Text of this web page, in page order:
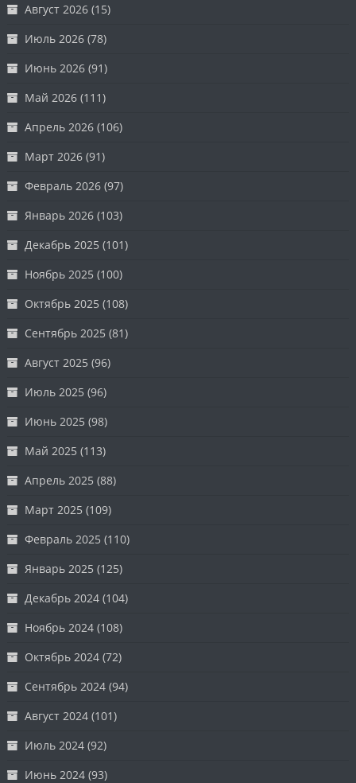
Август 2026 (15)
Июль 2026 (78)
Июнь 2026 (91)
Май 2026 (111)
Апрель 2026 (106)
Март 2026 (91)
Февраль 2026 (97)
Январь 2026 (103)
Декабрь 2025 (101)
Ноябрь 2025 (100)
Октябрь 2025 (108)
Сентябрь 2025 (81)
Август 2025 (96)
Июль 2025 (96)
Июнь 2025 (98)
Май 2025 (113)
Апрель 2025 (88)
Март 2025 (109)
Февраль 2025 (110)
Январь 2025 (125)
Декабрь 2024 (104)
Ноябрь 2024 (108)
Октябрь 2024 (72)
Сентябрь 2024 (94)
Август 2024 (101)
Июль 2024 (92)
Июнь 2024 (93)